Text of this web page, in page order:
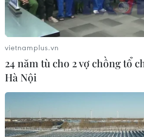
Năng động trong hút vốn
kinh tế Đông Nam Bộ
29/09/2018 22:00
Nắm bắt được xu thế phát triển mới,
vietnamplus.vn
24 năm tù cho 2 vợ chồng tổ
Hà Nội